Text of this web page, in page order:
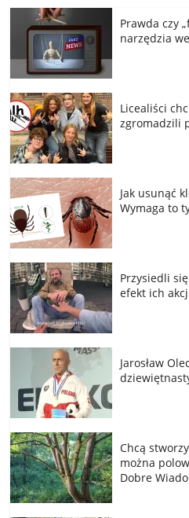
Prawda czy
narzędzia
Licealiści
zgromadzili
Jak usunąć
Wymaga to
Przysiedli
efekt ich
Jarosław
Chcą
można
Dobre